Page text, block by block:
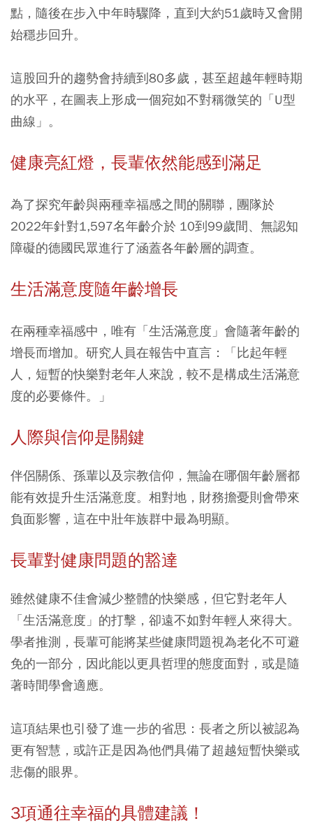
點，隨後在步入中年時驟降，直到大約51歲時又會開
始穩步回升。
這股回升的趨勢會持續到80多歲，甚至超越年輕時期
的水平，在圖表上形成一個宛如不對稱微笑的「U型
曲線」。
健康亮紅燈，長輩依然能感到滿足
為了探究年齡與兩種幸福感之間的關聯，團隊於
2022年針對1,597名年齡介於 10到99歲間、無認知
障礙的德國民眾進行了涵蓋各年齡層的調查。
生活滿意度隨年齡增長
在兩種幸福感中，唯有「生活滿意度」會隨著年齡的
增長而增加。研究人員在報告中直言：「比起年輕
人，短暫的快樂對老年人來說，較不是構成生活滿意
度的必要條件。」
人際與信仰是關鍵
伴侶關係、孫輩以及宗教信仰，無論在哪個年齡層都
能有效提升生活滿意度。相對地，財務擔憂則會帶來
負面影響，這在中壯年族群中最為明顯。
長輩對健康問題的豁達
雖然健康不佳會減少整體的快樂感，但它對老年人
「生活滿意度」的打擊，卻遠不如對年輕人來得大。
學者推測，長輩可能將某些健康問題視為老化不可避
免的一部分，因此能以更具哲理的態度面對，或是隨
著時間學會適應。
這項結果也引發了進一步的省思：長者之所以被認為
更有智慧，或許正是因為他們具備了超越短暫快樂或
悲傷的眼界。
3項通往幸福的具體建議！